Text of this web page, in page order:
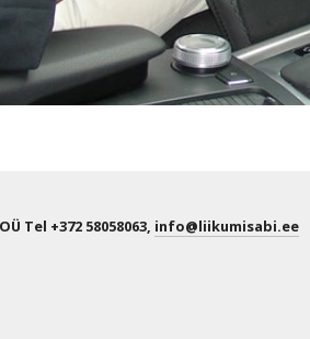
Tel +372 58058063, info@liikumisabi.ee